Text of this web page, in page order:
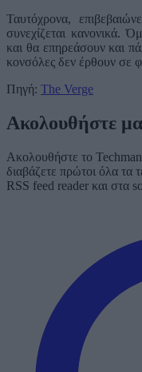
Ταυτόχρονα,
συνεχίζεται κανονικά.
και θα επηρεάσουν και
κονσόλες δεν έρθουν σε
Πηγή: The Verge
Ακολουθήστε
Ακολουθήστε το
διαβάζετε πρώτοι όλα τα
RSS feed reader και στα